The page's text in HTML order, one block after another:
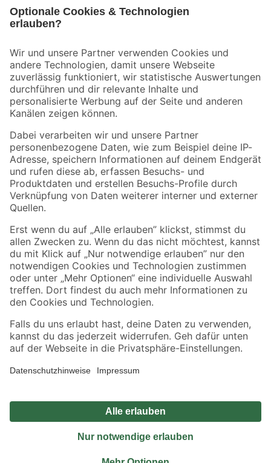
Der toom Newsletter: Keine Angebote und Aktionen mehr verpassen!
Zur Newsletter Anmeldung
Folge uns
Zahlungsarten Versandarten
Sicher einkaufen
Jetzt die toom-App herunterladen
Alle Preisangaben in EUR inkl. gesetzl. MwSt.. Die dargestellten Angebote sind unter
Umständen nicht in allen Märkten verfügbar. Die angegebenen Verfügbarkeiten beziehen
Produkte nur solange der Vorrat reicht.
*Paketversand ab 59 € versandkostenfrei, gilt nicht für Artikel mit Speditionsversand, hier
Privatsphäre Impressum
Nutzungsbedingungen
Widerrufsrecht
Vertrag widerrufen